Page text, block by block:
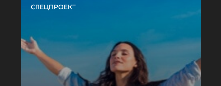
СПЕЦПРОЕКТ